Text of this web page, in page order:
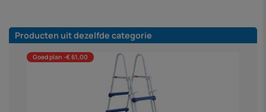
Producten uit dezelfde categorie
Goed plan -€ 61,00